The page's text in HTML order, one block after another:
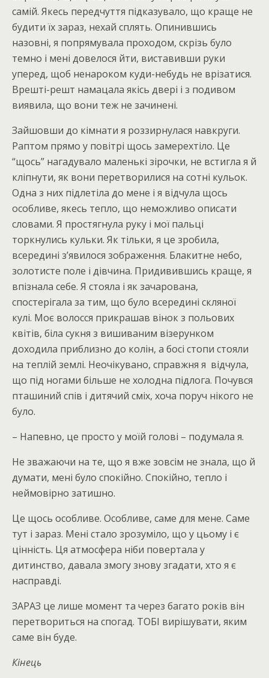
самій. Якесь передчуття підказувало, що краще не
будити їх зараз, нехай сплять. Опинившись
назовні, я попрямувала проходом, скрізь було
темно і мені довелося йти, виставивши руки
уперед, щоб ненароком куди-небудь не врізатися.
Врешті-решт намацала якісь двері і з подивом
виявила, що вони теж не зачинені.
Зайшовши до кімнати я роззирнулася навкруги.
Раптом прямо у повітрі щось замерехтіло. Це
“щось” нагадувало маленькі зірочки, не встигла я й
кліпнути, як вони перетворилися на сотні кульок.
Одна з них підлетіла до мене і я відчула щось
особливе, якесь тепло, що неможливо описати
словами. Я простягнула руку і мої пальці
торкнулись кульки. Як тільки, я це зробила,
всередині з’явилося зображення. Блакитне небо,
золотисте поле і дівчина. Придивившись краще, я
впізнала себе. Я стояла і як зачарована,
спостерігала за тим, що було всередині скляної
кулі. Моє волосся прикрашав вінок з польових
квітів, біла сукня з вишиваним візерунком
доходила приблизно до колін, а босі стопи стояли
на теплій землі. Неочікувано, справжня я відчула,
що під ногами більше не холодна підлога. Почувся
пташиний спів і дитячий сміх, хоча поруч нікого не
було.
– Напевно, це просто у моїй голові – подумала я.
Не зважаючи на те, що я вже зовсім не знала, що й
думати, мені було спокійно. Спокійно, тепло і
неймовірно затишно.
Це щось особливе. Особливе, саме для мене. Саме
тут і зараз. Мені стало зрозуміло, що у цьому і є
цінність. Ця атмосфера ніби повертала у
дитинство, давала змогу знову згадати, хто я є
насправді.
ЗАРАЗ це лише момент та через багато років він
перетвориться на спогад. ТОБІ вирішувати, яким
саме він буде.
Кінець